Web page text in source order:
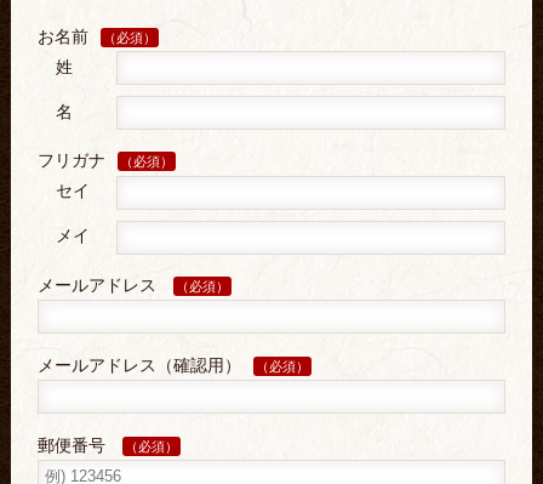
お名前 （必須）
姓
名
フリガナ （必須）
セイ
メイ
メールアドレス （必須）
メールアドレス（確認用） （必須）
郵便番号 （必須）